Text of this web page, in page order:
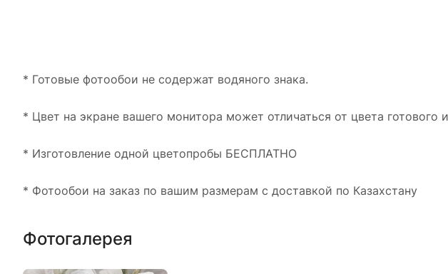
* Готовые фотообои не содержат водяного знака.
* Цвет на экране вашего монитора может отличаться от цвета
* Изготовление одной цветопробы БЕСПЛАТНО
* Фотообои на заказ по вашим размерам с доставкой по Казахстану
Фотогалерея